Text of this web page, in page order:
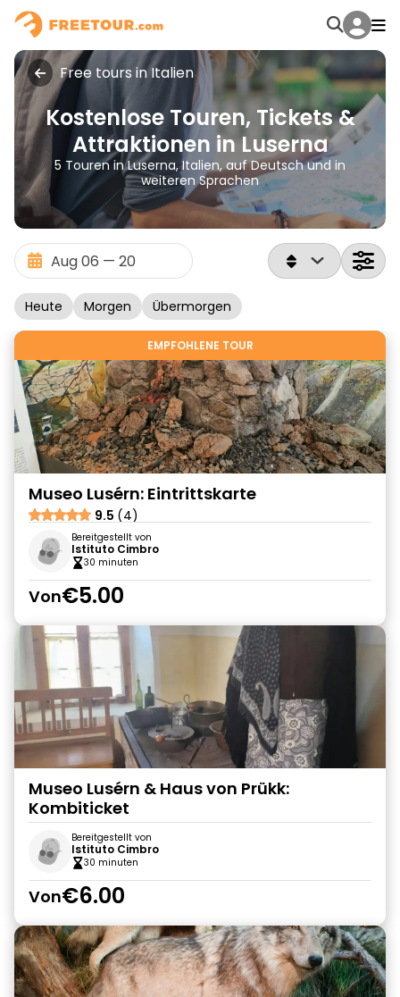
Free tours in Italien
Kostenlose Touren, Tickets &
Attraktionen in Luserna
5 Touren in Luserna, Italien, auf Deutsch und in
weiteren Sprachen
Heute Morgen Übermorgen
EMPFOHLENE TOUR
Museo Lusérn: Eintrittskarte
9.5 (4)
Bereitgestellt von
Istituto Cimbro
30 minuten
Von€5.00
Museo Lusérn & Haus von Prükk:
Kombiticket
Bereitgestellt von
Istituto Cimbro
30 minuten
Von€6.00